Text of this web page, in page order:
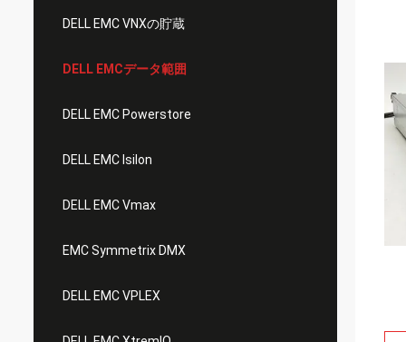
DELL EMC VNXの貯蔵
DELL EMCデータ範囲
DELL EMC Powerstore
DELL EMC Isilon
DELL EMC Vmax
EMC Symmetrix DMX
DELL EMC VPLEX